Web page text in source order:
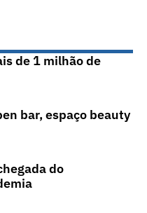
de 1 milhão de
bar, espaço beauty
do